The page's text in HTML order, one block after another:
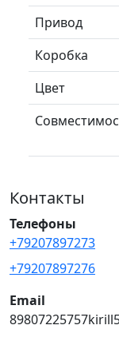
Привод
Коробка
Цвет
Контакты
Телефоны
+79207897273
+79207897276
Email